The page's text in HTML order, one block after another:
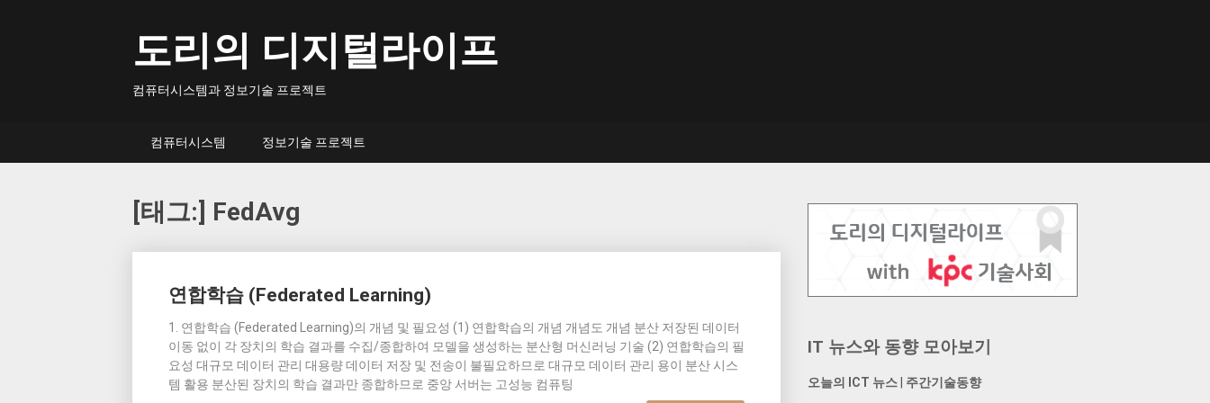
도리의 디지털라이프
컴퓨터시스템과 정보기술 프로젝트
컴퓨터시스템 정보기술 프로젝트
[태그:] FedAvg
연합학습 (Federated Learning)
1. 연합학습 (Federated Learning)의 개념 및 필요성 (1) 연합학습의 개념 개념도 개념 분산 저장된 데이터
이동 없이 각 장치의 학습 결과를 수집/종합하여 모델을 생성하는 분산형 머신러닝 기술 (2) 연합학습의 필
요성 대규모 데이터 관리 대용량 데이터 저장 및 전송이 불필요하므로 대규모 데이터 관리 용이 분산 시스
템 활용 분산된 장치의 학습 결과만 종합하므로 중앙 서버는 고성능 컴퓨팅
navigation
IT 뉴스와 동향 모아보기
오늘의 ICT 뉴스 주간기술동향